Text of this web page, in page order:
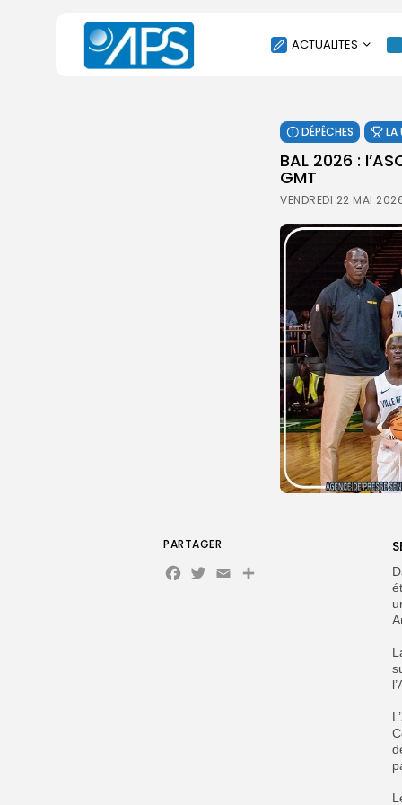
ACTUALITES
SOCIÉTÉ
ÉCONOMIE
CULTURE
ENVIRONNEMENT
INTERNATIONAL
AGENDA
SANTE
DÉPÊCHES LA
‎BAL 2026 :
GMT
VENDREDI 22 MAI
PARTAGER
Facebook
Twitter
Email